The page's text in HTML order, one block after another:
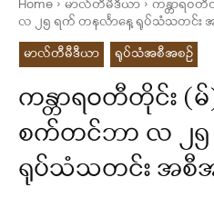
Home မာလ်တီမီဒီယာ
ကန္တာရဝ
လ ၂၅ ရက် တနင်္လာနေ့ ရုပ်သံသတင်း
မာလ်တီမီဒီယာ
ရုပ်သံအစီအစဉ်
ကန္တာရဝတီတိုင်း (
စက်တင်ဘာ လ ၂၅
ရုပ်သံသတင်း အစီ